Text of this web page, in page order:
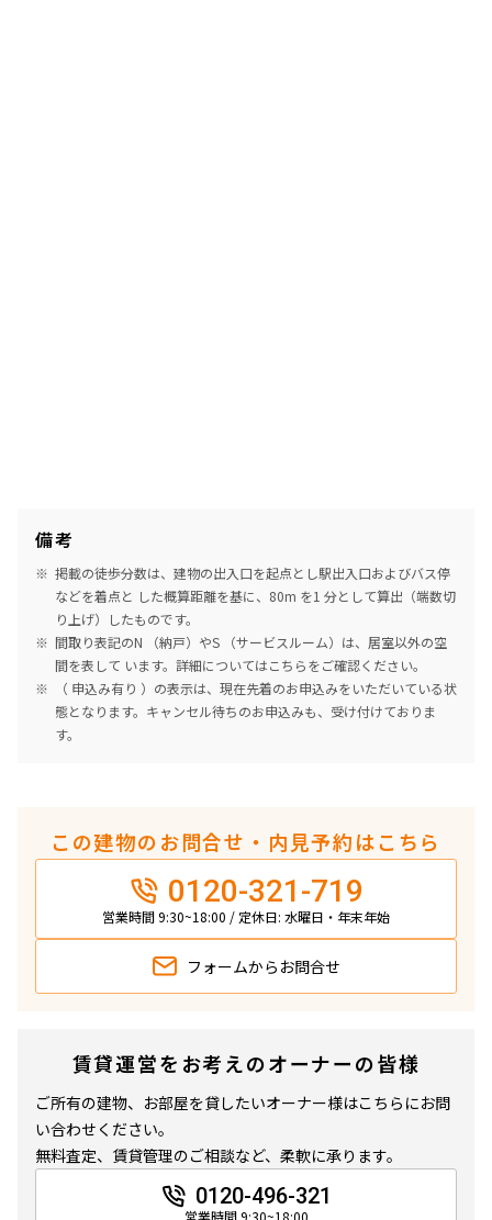
備考
掲載の徒歩分数は、建物の出入口を起点とし駅出入口およびバス停
などを着点と した概算距離を基に、80m を1 分として算出（端数切
り上げ）したものです。
間取り表記のN （納戸）やS （サービスルーム）は、居室以外の空
間を表して います。詳細についてはこちらをご確認ください。
（ 申込み有り ）の表示は、現在先着のお申込みをいただいている状
態となります。キャンセル待ちのお申込みも、受け付けておりま
す。
この建物のお問合せ・内見予約はこちら
0120-321-719
営業時間 9:30~18:00 / 定休日: 水曜日・年末年始
フォームから お問合せ
賃貸運営をお考えのオーナーの皆様
ご所有の建物、お部屋を貸したいオーナー様はこちらにお問
い合わせください。
無料査定、賃貸管理のご相談など、柔軟に承ります。
0120-496-321
営業時間 9:30~18:00